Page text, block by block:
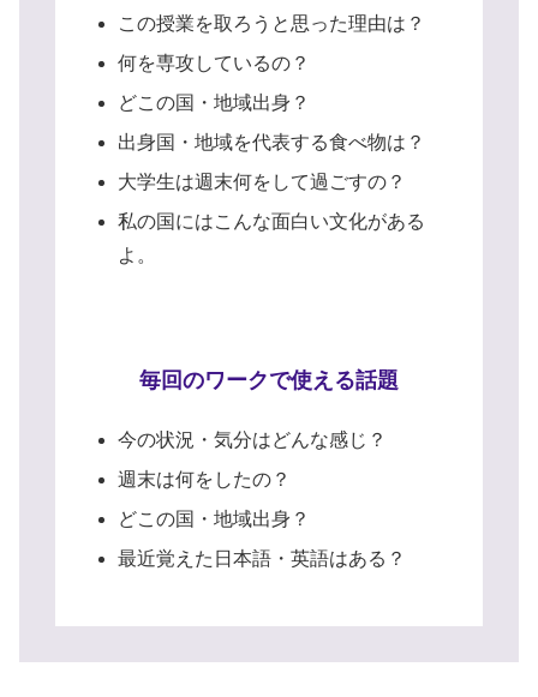
この授業を取ろうと思った理由は？
何を専攻しているの？
どこの国・地域出身？
出身国・地域を代表する食べ物は？
大学生は週末何をして過ごすの？
私の国にはこんな面白い文化がある
よ。
毎回のワークで使える話題
今の状況・気分はどんな感じ？
週末は何をしたの？
どこの国・地域出身？
最近覚えた日本語・英語はある？